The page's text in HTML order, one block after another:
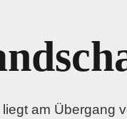
am Übergang